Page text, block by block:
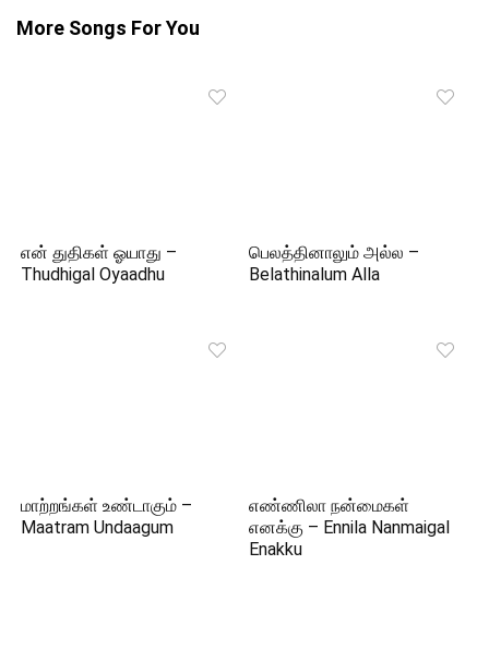
More Songs For You
என் துதிகள் ஓயாது –
Thudhigal Oyaadhu
பெலத்தினாலும் அல்ல –
Belathinalum Alla
மாற்றங்கள் உண்டாகும் –
Maatram Undaagum
எண்ணிலா நன்மைகள்
எனக்கு – Ennila Nanmaigal
Enakku